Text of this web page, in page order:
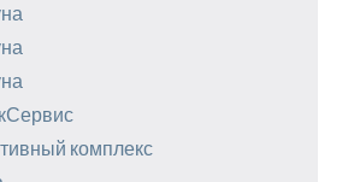
комплекс